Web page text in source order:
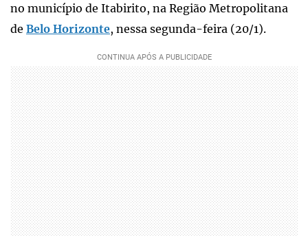
no município de Itabirito, na Região Metropolitana
de Belo Horizonte, nessa segunda-feira (20/1).